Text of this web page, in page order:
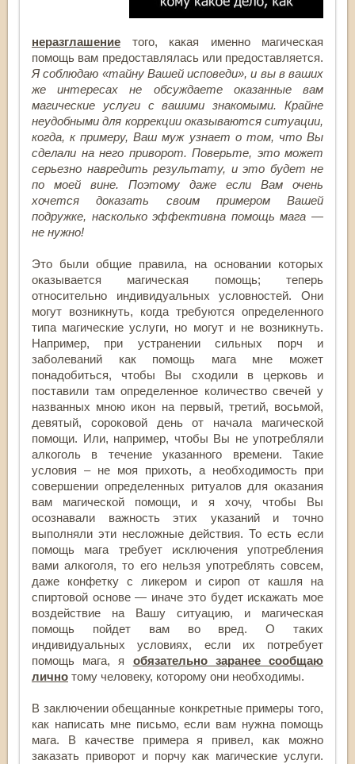
неразглашение того, какая именно магическая
помощь вам предоставлялась или предоставляется.
Я соблюдаю «тайну Вашей исповеди», и вы в ваших
же интересах не обсуждаете оказанные вам
магические услуги с вашими знакомыми. Крайне
неудобными для коррекции оказываются ситуации,
когда, к примеру, Ваш муж узнает о том, что Вы
сделали на него приворот. Поверьте, это может
серьезно навредить результату, и это будет не
по моей вине. Поэтому даже если Вам очень
хочется доказать своим примером Вашей
подружке, насколько эффективна помощь мага —
не нужно!
Это были общие правила, на основании которых
оказывается магическая помощь; теперь
относительно индивидуальных условностей. Они
могут возникнуть, когда требуются определенного
типа магические услуги, но могут и не возникнуть.
Например, при устранении сильных порч и
заболеваний как помощь мага мне может
понадобиться, чтобы Вы сходили в церковь и
поставили там определенное количество свечей у
названных мною икон на первый, третий, восьмой,
девятый, сороковой день от начала магической
помощи. Или, например, чтобы Вы не употребляли
алкоголь в течение указанного времени. Такие
условия – не моя прихоть, а необходимость при
совершении определенных ритуалов для оказания
вам магической помощи, и я хочу, чтобы Вы
осознавали важность этих указаний и точно
выполняли эти несложные действия. То есть если
помощь мага требует исключения употребления
вами алкоголя, то его нельзя употреблять совсем,
даже конфетку с ликером и сироп от кашля на
спиртовой основе — иначе это будет искажать мое
воздействие на Вашу ситуацию, и магическая
помощь пойдет вам во вред. О таких
индивидуальных условиях, если их потребует
помощь мага, я обязательно заранее сообщаю
лично тому человеку, которому они необходимы.
В заключении обещанные конкретные примеры того,
как написать мне письмо, если вам нужна помощь
мага. В качестве примера я привел, как можно
заказать приворот и порчу как магические услуги.